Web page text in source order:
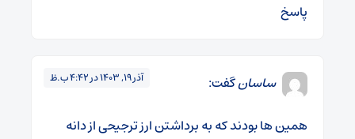
پاسخ
ساسانگفت: آذر 19, 1403 در 4:42 ب.ظ
همین ها بودند که به برداشتن ارز ترجیحی از دانه